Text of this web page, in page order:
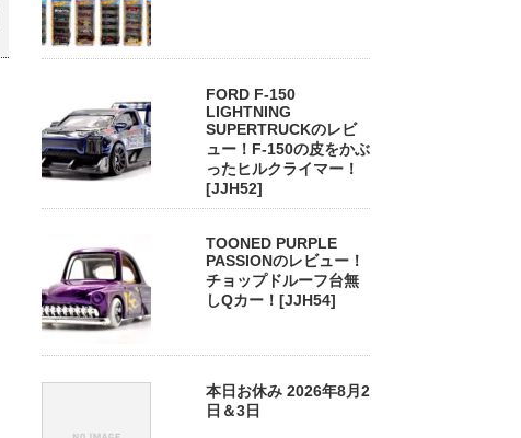
FORD F-150
LIGHTNING
SUPERTRUCKのレビ
ュー！F-150の皮をかぶ
ったヒルクライマー！
[JJH52]
TOONED PURPLE
PASSIONのレビュー！
チョップドルーフ台無
しQカー！[JJH54]
本日お休み 2026年8月2
日＆3日